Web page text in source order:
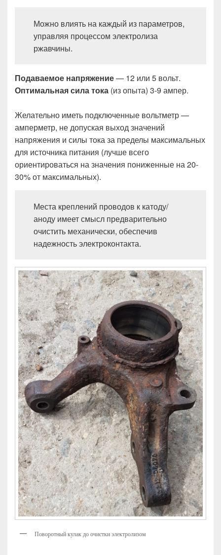
Можно влиять на каждый из параметров,
управляя процессом электролиза
ржавчины.
Подаваемое напряжение— 12 или 5 вольт.
Оптимальная сила тока (из опыта) 3-9 ампер.
Желательно иметь подключенные вольтметр —
амперметр, не допуская выход значений
напряжения и силы тока за пределы максимальных
для источника питания (лучше всего
ориентироваться на значения пониженные на 20-
30% от максимальных).
Места креплений проводов к катоду/
аноду имеет смысл предварительно
очистить механически, обеспечив
надежность электроконтакта.
Поворотный кулак до очистки электролизом